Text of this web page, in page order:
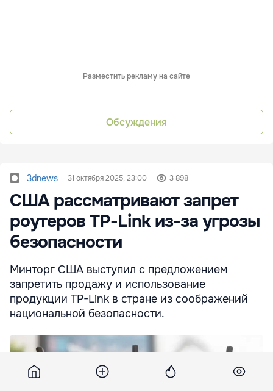
Разместить рекламу на сайте
Обсуждения
3dnews 31 октября 2025, 23:00 3 898
США рассматривают запрет
роутеров TP-Link из-за угрозы
безопасности
Минторг США выступил с предложением
запретить продажу и использование
продукции TP-Link в стране из соображений
национальной безопасности.